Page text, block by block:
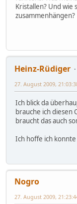
Kristallen? Und
zusammenhängen?
Heinz-Rüdiger
27. August 2009,
Ich blick da
brauche ich diesen
braucht das auch
Ich hoffe ich
Nogro
27. August 2009,